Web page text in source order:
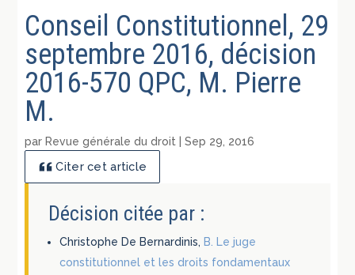
Conseil Constitutionnel, 29
septembre 2016, décision
2016-570 QPC, M. Pierre
M.
par Revue générale du droit |Sep 29, 2016
Citer cet article
Décision citée par :
Christophe De Bernardinis,B. Le juge
constitutionnel et les droits fondamentaux